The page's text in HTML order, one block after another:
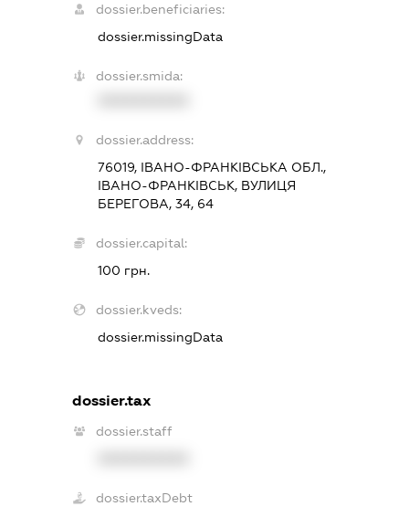
dossier.beneficiaries:
dossier.missingData
dossier.smida:
dossier.address:
76019, ІВАНО-ФРАНКІВСЬКА ОБЛ.,
ІВАНО-ФРАНКІВСЬК, ВУЛИЦЯ
БЕРЕГОВА, 34, 64
dossier.capital:
100 грн.
dossier.kveds:
dossier.missingData
dossier.tax
dossier.staff
dossier.taxDebt